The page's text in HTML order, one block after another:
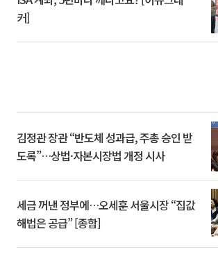
커]
김정관 장관 “반도체 성과급, 주총 승인 받
도록”…상법·자본시장법 개정 시사
세금 꺼낸 정부에…오세훈 서울시장 “집값
해법은 공급” [종합]